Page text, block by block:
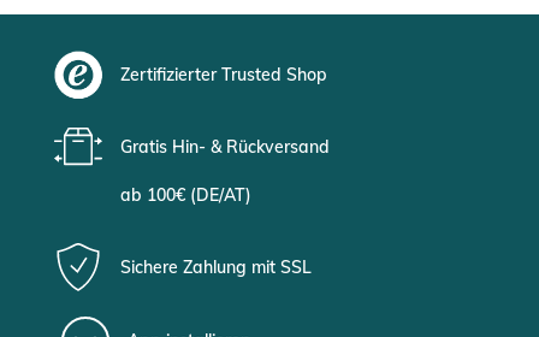
Zertifizierter Trusted Shop
Gratis Hin- & Rückversand
ab 100€ (DE/AT)
Sichere Zahlung mit SSL